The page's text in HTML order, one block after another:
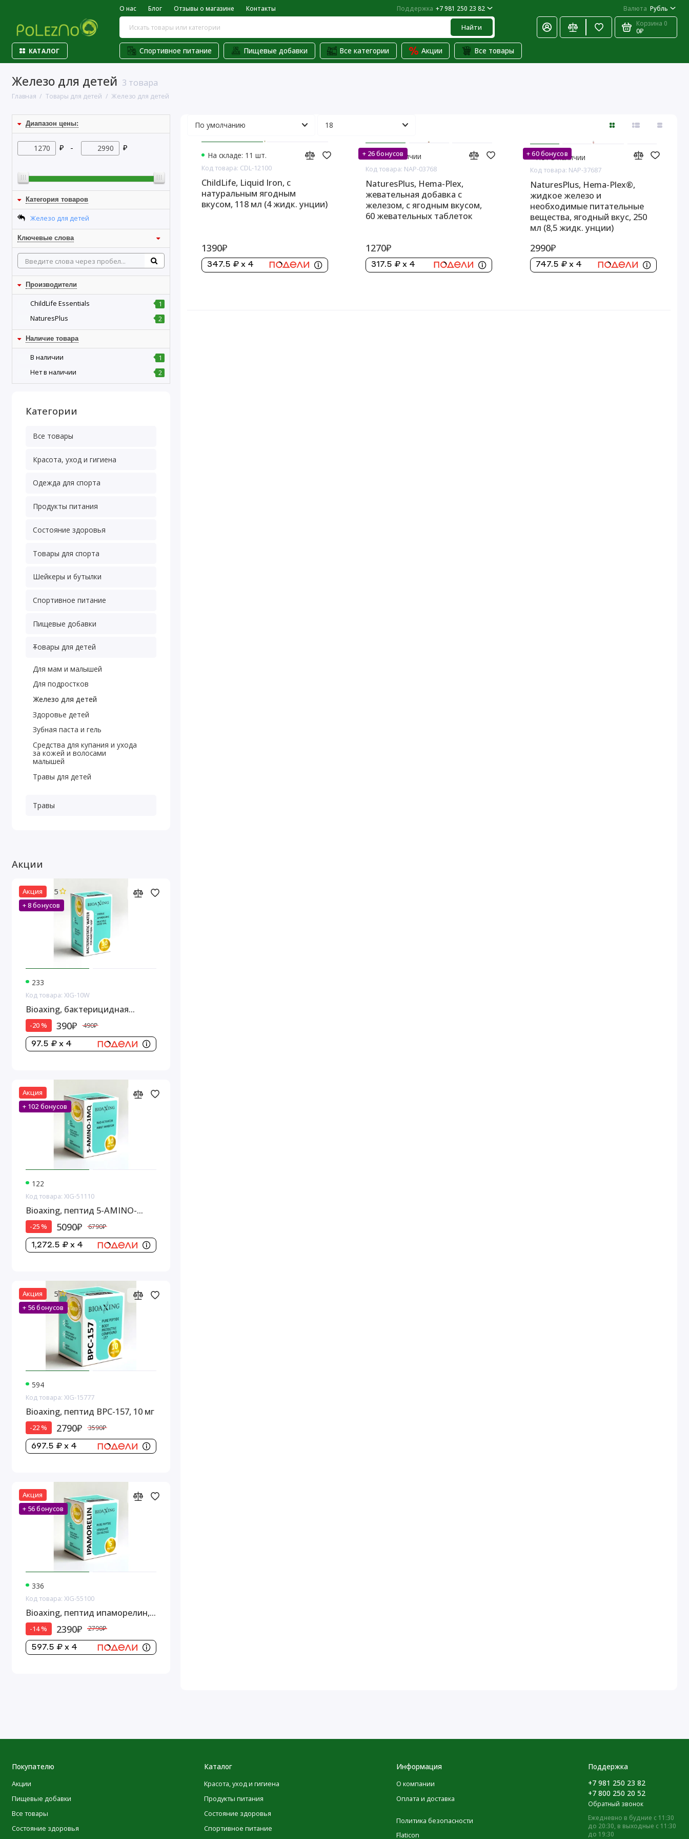
О нас Блог Отзывы о магазине Контакты Поддержка +7 981 250 23 82 Валюта Рубль
Найти Корзина 0
0₽
КАТАЛОГ Спортивное питание Пищевые добавки Все категории Акции Все товары
Железо для детей 3 товара
Главная Товары для детей Железо для детей
Диапазон цены:
₽ - ₽
Категория товаров
Железо для детей
Ключевые слова
Производители
ChildLife Essentials
1
NaturesPlus
2
Наличие товара
В наличии
1
Нет в наличии
2
Категории
Все товары
Красота, уход и гигиена
Одежда для спорта
Продукты питания
Состояние здоровья
Товары для спорта
Шейкеры и бутылки
Спортивное питание
Пищевые добавки
Товары для детей
Для мам и малышей
Для подростков
Железо для детей
Здоровье детей
Зубная паста и гель
Средства для купания и ухода
за кожей и волосами
малышей
Травы для детей
Травы
Акции
Акция
+ 8 бонусов
5
233
Код товара: XIG-10W
Bioaxing, бактерицидная
вода,1 стеклянный флакон, 10
мл
-20 % 390₽ 490₽
97.5 ₽ x 4
Акция
+ 102 бонусов
122
Код товара: XIG-51110
Bioaxing, пептид 5-AMINO-
1MQ, 10 мг
-25 % 5090₽ 6790₽
1,272.5 ₽ x 4
Акция
+ 56 бонусов
5
594
Код товара: XIG-15777
Bioaxing, пептид BPC-157, 10 мг
-22 % 2790₽ 3590₽
697.5 ₽ x 4
Акция
+ 56 бонусов
336
Код товара: XIG-55100
Bioaxing, пептид ипаморелин,
5 мг
-14 % 2390₽ 2790₽
597.5 ₽ x 4
На складе: 11 шт.
Код товара: CDL-12100
ChildLife, Liquid Iron, с
натуральным ягодным
вкусом, 118 мл (4 жидк. унции)
1390₽
347.5 ₽ x 4
+ 26 бонусов
Нет в наличии
Код товара: NAP-03768
NaturesPlus, Hema-Plex,
жевательная добавка с
железом, с ягодным вкусом,
60 жевательных таблеток
1270₽
317.5 ₽ x 4
+ 60 бонусов
Нет в наличии
Код товара: NAP-37687
NaturesPlus, Hema-Plex®,
жидкое железо и
необходимые питательные
вещества, ягодный вкус, 250
мл (8,5 жидк. унции)
2990₽
747.5 ₽ x 4
Покупателю
Акции
Пищевые добавки
Все товары
Состояние здоровья
Каталог
Красота, уход и гигиена
Продукты питания
Состояние здоровья
Спортивное питание
Информация
О компании
Оплата и доставка
Политика безопасности
Flaticon
Поддержка
+7 981 250 23 82
+7 800 250 20 52
Обратный звонок
Ежедневно в будние с 11:30
до 20:30, в выходные с 11:30
до 19:30